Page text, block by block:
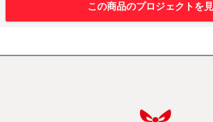
この商品のプロジェクトを